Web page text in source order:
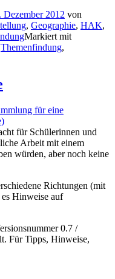
Dezember 2012 von
, Geographie, HAK,
Markiert mit
Themenfindung,
für Schülerinnen und
Arbeit mit einem
würden, aber noch keine
Richtungen (mit
Hinweise auf
0.7 /
Für Tipps, Hinweise,